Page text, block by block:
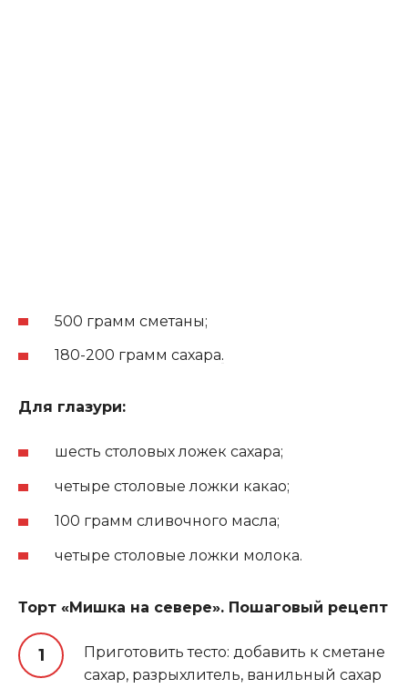
500 грамм сметаны;
180-200 грамм сахара.
Для глазури:
шесть столовых ложек сахара;
четыре столовые ложки какао;
100 грамм сливочного масла;
четыре столовые ложки молока.
Торт «Мишка на севере». Пошаговый рецепт
Приготовить тесто: добавить к сметане
сахар, разрыхлитель, ванильный сахар